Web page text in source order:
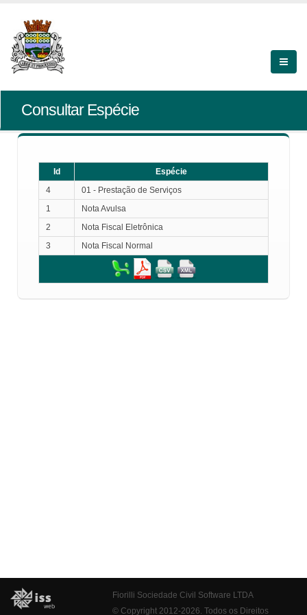
Consultar Espécie
Id
Espécie
4
01 - Prestação de Serviços
1
Nota Avulsa
2
Nota Fiscal Eletrônica
3
Nota Fiscal Normal
Fiorilli Sociedade Civil Software LTDA
© Copyright 2012-2026. Todos os Direitos